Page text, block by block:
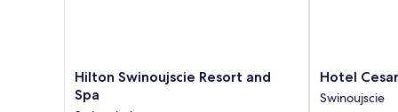
Hilton
Swinoujscie
Resort
Hilton Swinoujscie Resort and
Spa
Hotel
Cesarskie
Ogrody
Hotel
Swinoujscie